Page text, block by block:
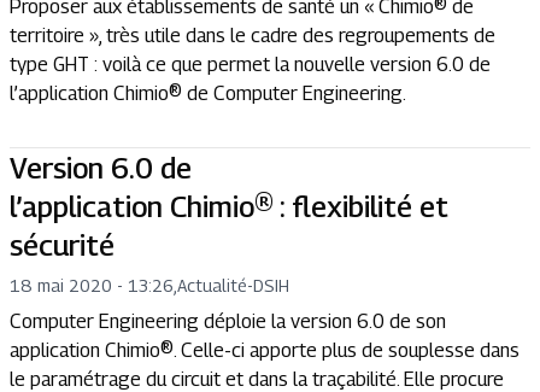
Proposer aux établissements de santé un « Chimio® de
territoire », très utile dans le cadre des regroupements de
type GHT : voilà ce que permet la nouvelle version 6.0 de
l’application Chimio® de Computer Engineering.
Version 6.0 de
l’application Chimio® : flexibilité et
sécurité
18 mai 2020 - 13:26 Actualité-DSIH
Computer Engineering déploie la version 6.0 de son
application Chimio®. Celle-ci apporte plus de souplesse dans
le paramétrage du circuit et dans la traçabilité. Elle procure